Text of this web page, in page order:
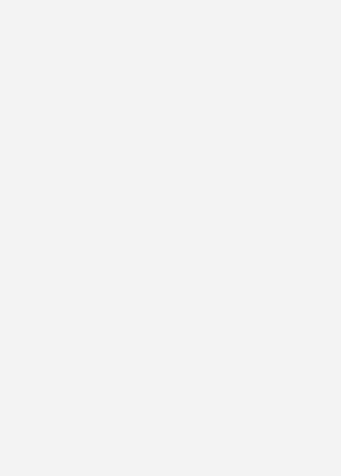
Slinet S 1.0
21
Siding 500 und Siding 600
angepasste Schonhämmer